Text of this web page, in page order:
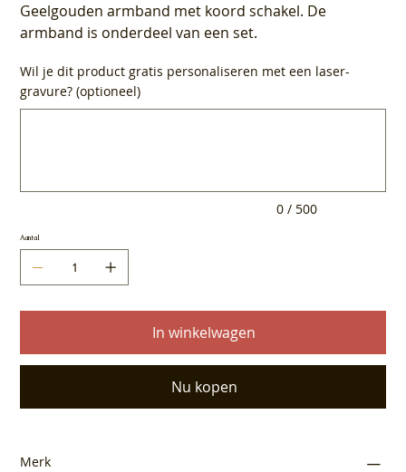
Geelgouden armband met koord schakel. De
armband is onderdeel van een set.
Wil je dit product gratis personaliseren met een laser-
gravure? (optioneel)
0 / 500
Aantal
In winkelwagen
Nu kopen
Merk